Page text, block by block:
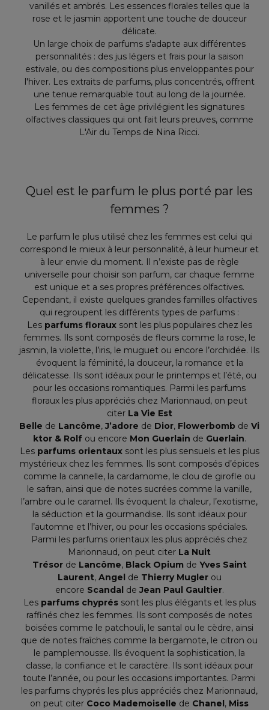
vanillés et ambrés. Les essences florales telles que la
rose et le jasmin apportent une touche de douceur
délicate.
Un large choix de parfums s'adapte aux différentes
personnalités : des jus légers et frais pour la saison
estivale, ou des compositions plus enveloppantes pour
l'hiver. Les extraits de parfums, plus concentrés, offrent
une tenue remarquable tout au long de la journée.
Les femmes de cet âge privilégient les signatures
olfactives classiques qui ont fait leurs preuves, comme
L'Air du Temps de Nina Ricci.
Quel est le parfum le plus porté par les
femmes ?
Le parfum le plus utilisé chez les femmes est celui qui
correspond le mieux à leur personnalité, à leur humeur et
à leur envie du moment. Il n’existe pas de règle
universelle pour choisir son parfum, car chaque femme
est unique et a ses propres préférences olfactives.
Cependant, il existe quelques grandes familles olfactives
qui regroupent les différents types de parfums :
Les parfums florauxsont les plus populaires chez les
femmes. Ils sont composés de fleurs comme la rose, le
jasmin, la violette, l’iris, le muguet ou encore l’orchidée. Ils
évoquent la féminité, la douceur, la romance et la
délicatesse. Ils sont idéaux pour le printemps et l’été, ou
pour les occasions romantiques. Parmi les parfums
floraux les plus appréciés chez Marionnaud, on peut
citer La Vie Est
Belle de Lancôme,J’adore de Dior, Flowerbomb de Vi
ktor & Rolfou encore Mon Guerlain de Guerlain.
Les parfums orientauxsont les plus sensuels et les plus
mystérieux chez les femmes. Ils sont composés d’épices
comme la cannelle, la cardamome, le clou de girofle ou
le safran, ainsi que de notes sucrées comme la vanille,
l’ambre ou le caramel. Ils évoquent la chaleur, l’exotisme,
la séduction et la gourmandise. Ils sont idéaux pour
l’automne et l’hiver, ou pour les occasions spéciales.
Parmi les parfums orientaux les plus appréciés chez
Marionnaud, on peut citer La Nuit
Trésorde Lancôme, Black Opiumde Yves Saint
Laurent, Angelde Thierry Muglerou
encore ScandaldeJean Paul Gaultier.
Les parfums chypréssont les plus élégants et les plus
raffinés chez les femmes. Ils sont composés de notes
boisées comme le patchouli, le santal ou le cèdre, ainsi
que de notes fraîches comme la bergamote, le citron ou
le pamplemousse. Ils évoquent la sophistication, la
classe, la confiance et le caractère. Ils sont idéaux pour
toute l’année, ou pour les occasions importantes. Parmi
les parfums chyprés les plus appréciés chez Marionnaud,
on peut citer Coco Mademoiselle de Chanel, Miss